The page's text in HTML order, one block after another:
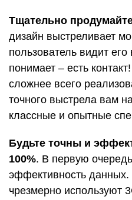
Тщательно
дизайн выстреливает
пользователь видит
понимает – есть
сложнее всего
точного выстрела вам
классные и опытные
Будьте точны и
100%. В первую
эффективность
чрезмерно используют